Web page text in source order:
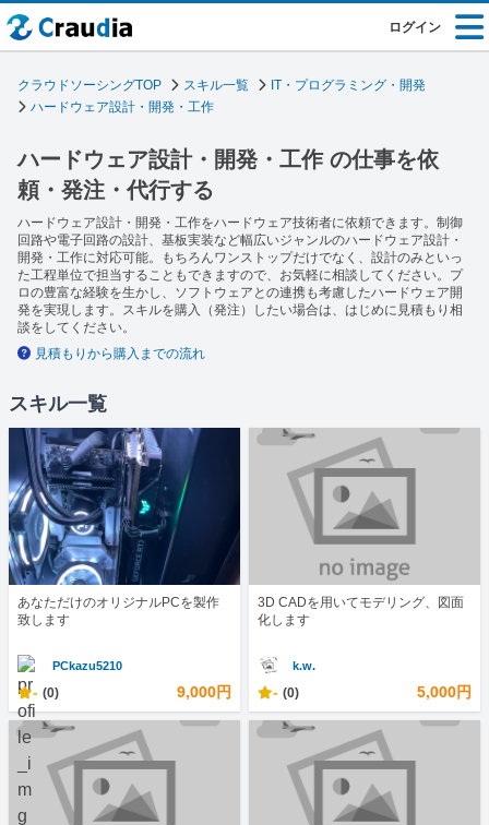
ログイン
クラウドソーシングTOP スキル一覧
IT・プログラミング・開発
ハードウェア設計・開発・工作
ハードウェア設計・開発・工作 の仕事を依
頼・発注・代行する
ハードウェア設計・開発・工作をハードウェア技術者に依頼できます。制御
回路や電子回路の設計、基板実装など幅広いジャンルのハードウェア設計・
開発・工作に対応可能。もちろんワンストップだけでなく、設計のみといっ
た工程単位で担当することもできますので、お気軽に相談してください。プ
ロの豊富な経験を生かし、ソフトウェアとの連携も考慮したハードウェア開
発を実現します。スキルを購入（発注）したい場合は、はじめに見積もり相
談をしてください。
見積もりから購入までの流れ
スキル一覧
あなただけのオリジナルPCを製作
致します
PCkazu5210
- (0) 9,000円
3D CADを用いてモデリング、図面
化します
k.w.
- (0) 5,000円